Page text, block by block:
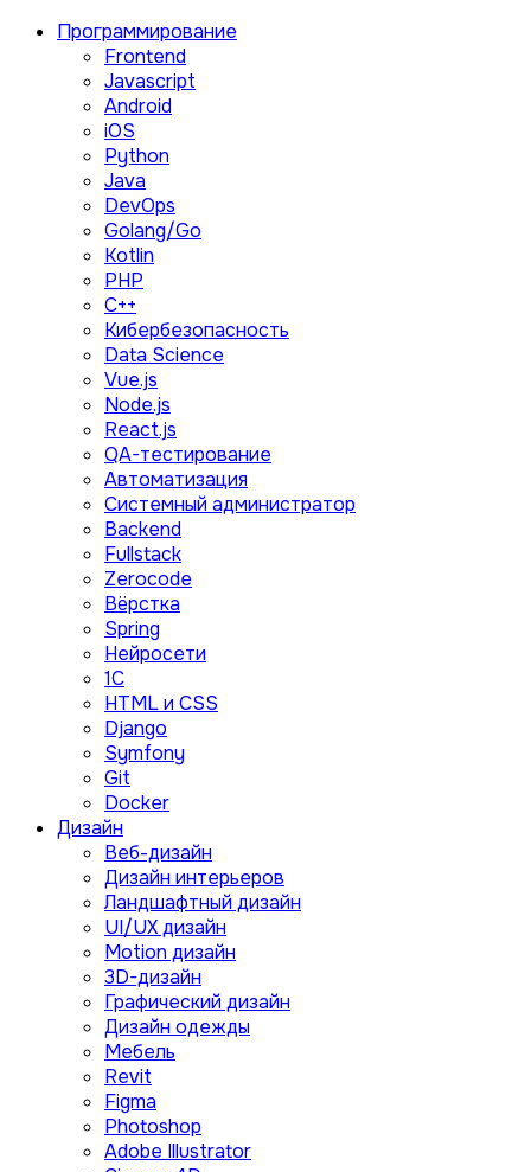
Программирование
Frontend
Javascript
Android
iOS
Python
Java
DevOps
Golang/Go
Kotlin
PHP
C++
Кибербезопасность
Data Science
Vue.js
Node.js
React.js
QA-тестирование
Автоматизация
Системный администратор
Backend
Fullstack
Zerocode
Вёрстка
Spring
Нейросети
1C
HTML и CSS
Django
Symfony
Git
Docker
Дизайн
Веб-дизайн
Дизайн интерьеров
Ландшафтный дизайн
UI/UX дизайн
Motion дизайн
3D-дизайн
Графический дизайн
Дизайн одежды
Мебель
Revit
Figma
Photoshop
Adobe Illustrator